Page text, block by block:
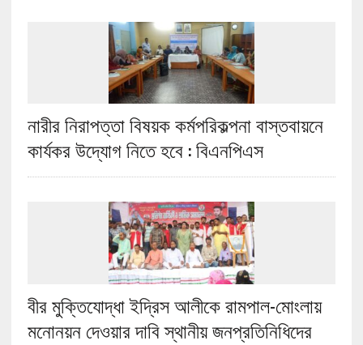
নারীর নিরাপত্তা বিষয়ক কর্মপরিকল্পনা বাস্তবায়নে
কার্যকর উদ্যোগ নিতে হবে : বিএনপিএস
বীর মুক্তিযোদ্ধা ইদ্রিস আলীকে রামপাল-মোংলায়
মনোনয়ন দেওয়ার দাবি স্থানীয় জনপ্রতিনিধিদের